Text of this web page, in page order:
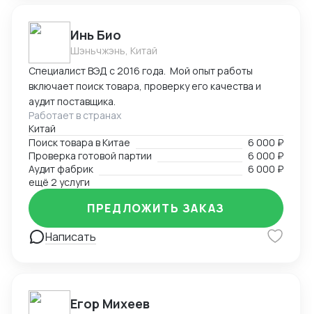
косметической продукции. С уважением, Наталия
Панарина +7 (929) 651-08-51
Инь Био
Шэньчжэнь, Китай
Специалист ВЭД с 2016 года. Мой опыт работы
включает поиск товара, проверку его качества и
аудит поставщика.
Работает в странах
Китай
Поиск товара в Китае
6 000 ₽
Проверка готовой партии
6 000 ₽
Аудит фабрик
6 000 ₽
ещё 2 услуги
Написать
ПРЕДЛОЖИТЬ ЗАКАЗ
Егор Михеев